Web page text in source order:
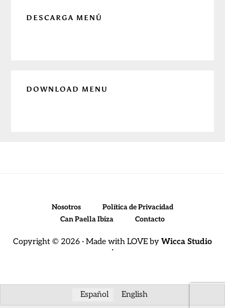
lateral
DESCARGA MENÚ
DOWNLOAD MENU
Nosotros
Política de Privacidad
Can Paella Ibiza
Contacto
Copyright © 2026 · Made with LOVE by Wicca Studio
·
Español English